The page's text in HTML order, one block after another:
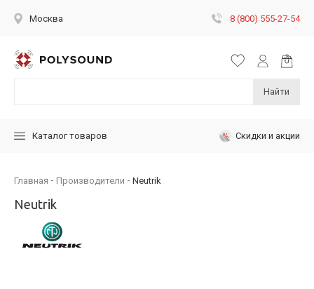
Москва 8 (800) 555-27-54
Найти
Каталог товаров Скидки и акции
Главная Производители Neutrik
Neutrik